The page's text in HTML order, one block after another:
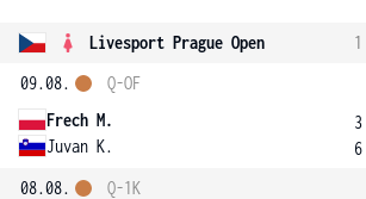
Livesport Prague Open 1
09.08.
Frech M.
Juvan K.
Q-OF
3
6
08.08.
Q-1K